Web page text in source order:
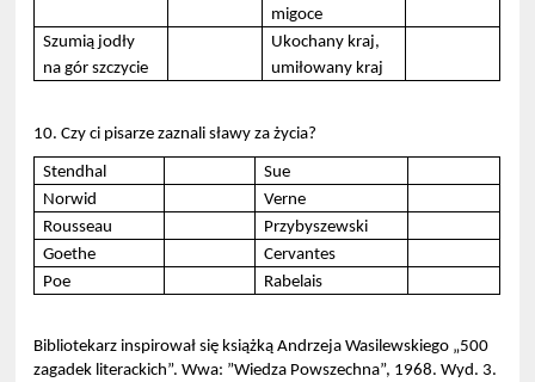
migoce
Szumią jodły
na gór szczycie
Ukochany kraj,
umiłowany kraj
10. Czy ci pisarze zaznali sławy za życia?
Stendhal
Sue
Norwid
Verne
Rousseau
Przybyszewski
Goethe
Cervantes
Poe
Rabelais
Bibliotekarz inspirował się książką Andrzeja Wasilewskiego „500
zagadek literackich”. Wwa: ”Wiedza Powszechna”, 1968. Wyd. 3.